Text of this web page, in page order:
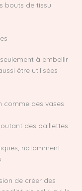
bouts de tissu
à embellir
être utilisées
comme des vases
des paillettes
notamment
de créer des